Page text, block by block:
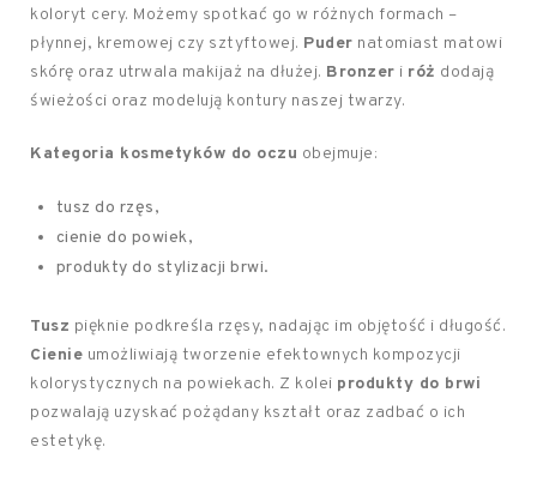
koloryt cery. Możemy spotkać go w różnych formach –
płynnej, kremowej czy sztyftowej. Puder natomiast matowi
skórę oraz utrwala makijaż na dłużej. Bronzer i róż dodają
świeżości oraz modelują kontury naszej twarzy.
Kategoria kosmetyków do oczu obejmuje:
tusz do rzęs,
cienie do powiek,
produkty do stylizacji brwi.
Tusz pięknie podkreśla rzęsy, nadając im objętość i długość.
Cienie umożliwiają tworzenie efektownych kompozycji
kolorystycznych na powiekach. Z kolei produkty do brwi
pozwalają uzyskać pożądany kształt oraz zadbać o ich
estetykę.